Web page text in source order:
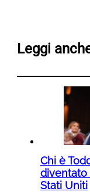
Leggi
Chi è
diventato
Stati Uniti